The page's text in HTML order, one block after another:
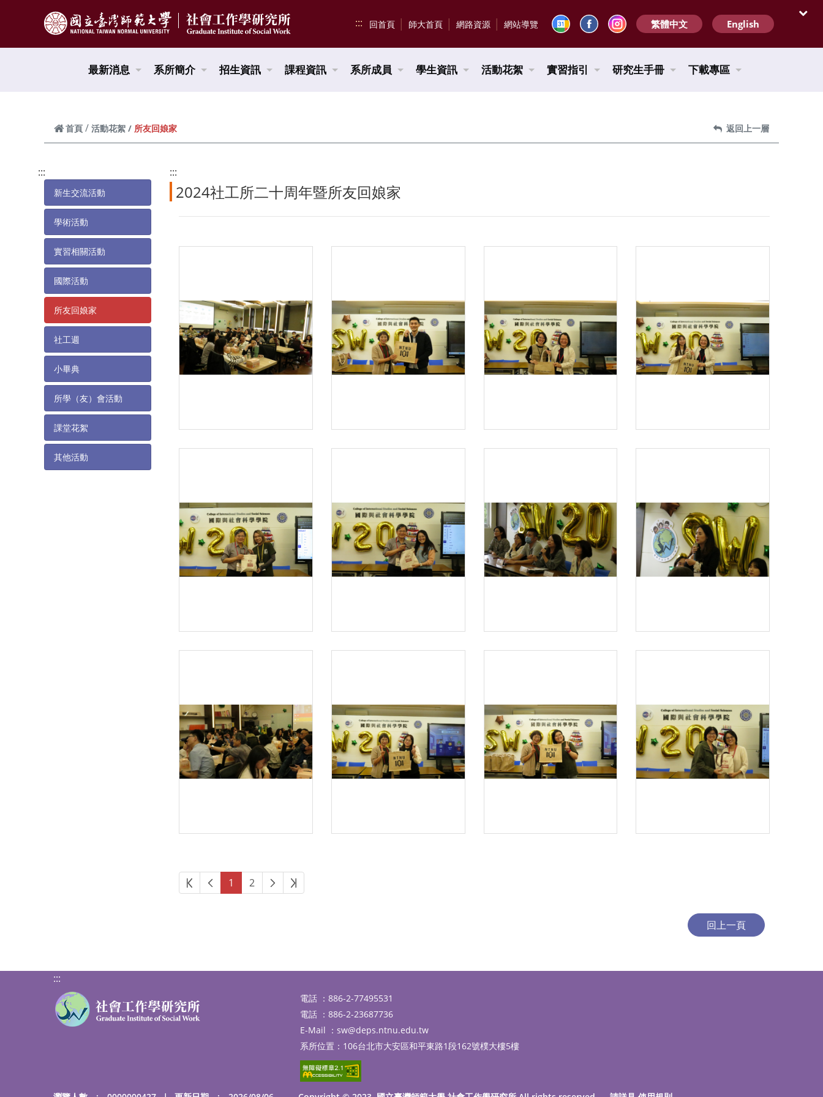
::: 回首頁 師大首頁 網路資源 網站導覽 繁體中文 English
最新消息 系所簡介 招生資訊 課程資訊 系所成員 學生資訊 活動花絮 實習指引 研究生手冊 下載專區
首頁 活動花絮 所友回娘家 返回上一層
:::
新生交流活動
學術活動
實習相關活動
國際活動
所友回娘家
社工週
小畢典
所學（友）會活動
課堂花絮
其他活動
:::
2024社工所二十周年暨所友回娘家
第一頁上一頁
1 2 下一頁最後頁
:::
電話 ：886-2-77495531
電話 ：886-2-23687736
E-Mail ： sw@deps.ntnu.edu.tw
系所位置：106台北市大安區和平東路1段162號樸大樓5樓